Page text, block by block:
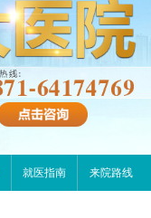
就医指南 来院路线